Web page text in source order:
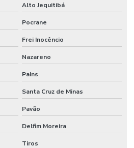
Alto Jequitibá
Pocrane
Frei Inocêncio
Nazareno
Pains
Santa Cruz de Minas
Pavão
Delfim Moreira
Tiros